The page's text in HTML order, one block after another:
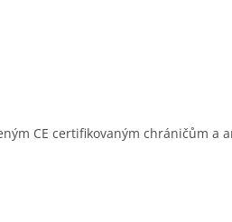
CE certifikovaným chráničům a